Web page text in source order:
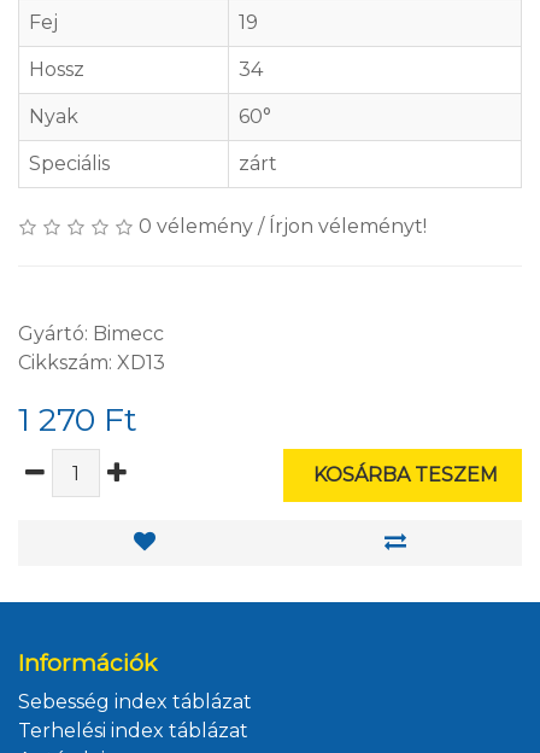
Fej 19
Hossz 34
Nyak 60°
Speciális zárt
0 vélemény / Írjon véleményt!
Gyártó: Bimecc
Cikkszám: XD13
1 270 Ft
KOSÁRBA TESZEM
Információk
Sebesség index táblázat
Terhelési index táblázat